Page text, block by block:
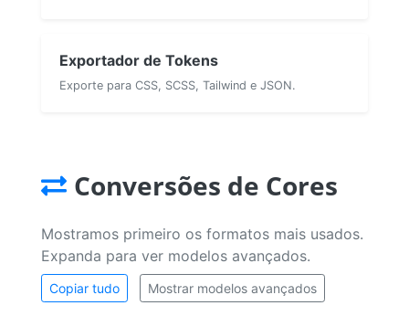
Exportador de Tokens
Exporte para CSS, SCSS, Tailwind e JSON.
Conversões de Cores
Mostramos primeiro os formatos mais usados.
Expanda para ver modelos avançados.
Copiar tudo Mostrar modelos avançados